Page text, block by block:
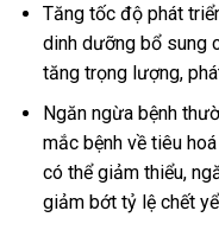
Tăng tốc độ phát
dinh dưỡng bổ sung
tăng trọng lượng,
Ngăn ngừa bệnh
mắc bệnh về tiêu
có thể giảm thiểu,
giảm bớt tỷ lệ chết